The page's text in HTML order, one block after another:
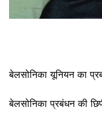
बेलसोनिका यूनियन का
बेलसोनिका प्रबंधन की